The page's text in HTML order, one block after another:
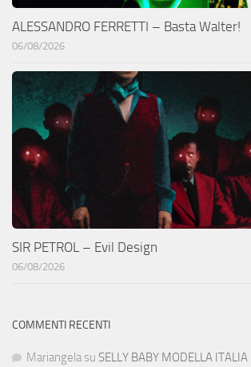
ALESSANDRO FERRETTI – Basta Walter!
06/08/2026
SIR PETROL – Evil Design
06/08/2026
COMMENTI RECENTI
Mariangela su SELLY BABY MODELLA